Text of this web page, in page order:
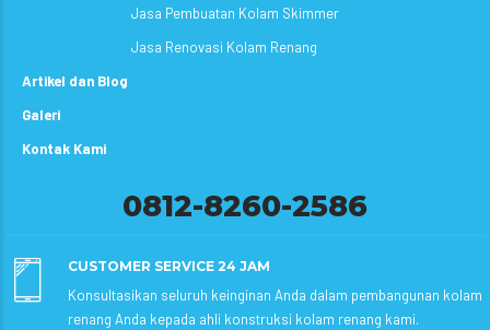
Jasa Pembuatan Kolam Skimmer
Jasa Renovasi Kolam Renang
Artikel dan Blog
Galeri
Kontak Kami
0812-8260-2586
CUSTOMER SERVICE 24 JAM
Konsultasikan seluruh keinginan Anda dalam pembangunan kolam
renang Anda kepada ahli konstruksi kolam renang kami.